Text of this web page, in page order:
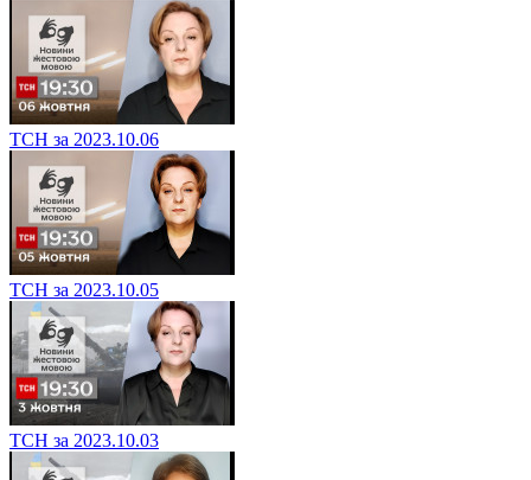
ТСН за 2023.10.06
ТСН за 2023.10.05
ТСН за 2023.10.03